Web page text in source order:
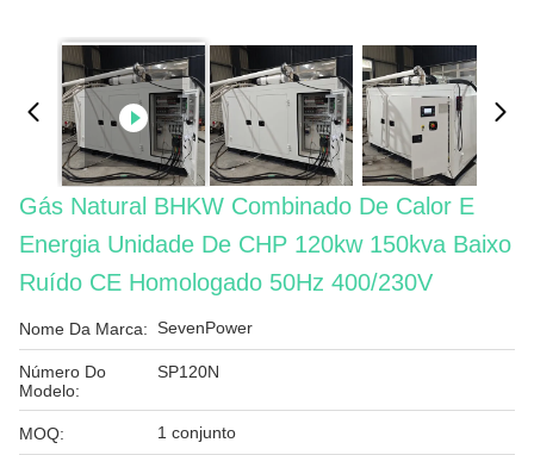
Gás Natural BHKW Combinado De Calor E
Energia Unidade De CHP 120kw 150kva Baixo
Ruído CE Homologado 50Hz 400/230V
Nome Da Marca: SevenPower
Número Do
Modelo:
SP120N
MOQ: 1 conjunto